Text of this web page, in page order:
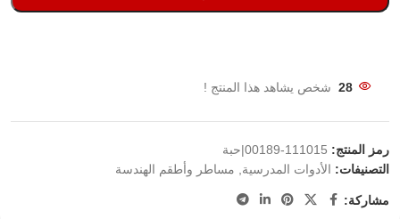
28 شخص يشاهد هذا المنتج !
رمز المنتج: 111015-00189|حبة
التصنيفات: الأدوات المدرسية, مساطر وأطقم الهندسة
مشاركة: